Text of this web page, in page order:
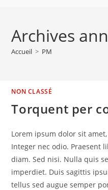
Archives
Accueil > PM
NON CLASSÉ
Torquent per
Lorem ipsum dolor sit
Integer nec odio. Praesent
diam. Sed nisi. Nulla quis
imperdiet. Duis sagittis
tellus sed augue semper